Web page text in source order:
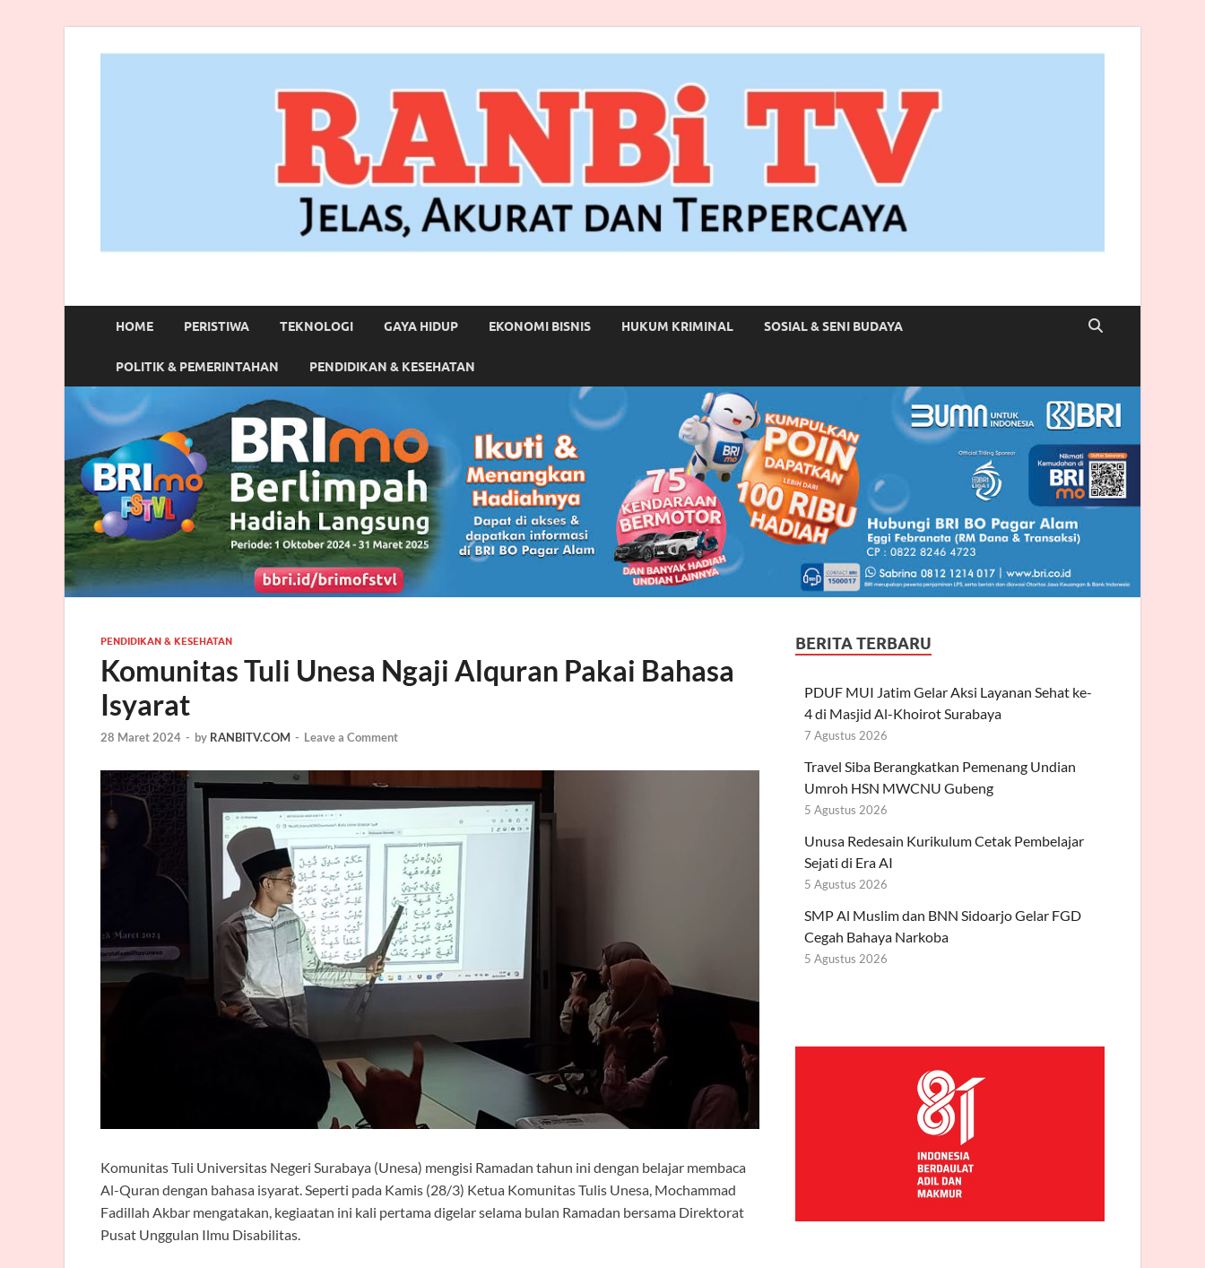
RANBITV.COM
HOME PERISTIWA TEKNOLOGI GAYA HIDUP EKONOMI BISNIS HUKUM KRIMINAL SOSIAL & SENI BUDAYA
POLITIK & PEMERINTAHAN PENDIDIKAN & KESEHATAN
PENDIDIKAN & KESEHATAN
Komunitas Tuli Unesa Ngaji Alquran Pakai Bahasa
Isyarat
28 Maret 2024 - by RANBITV.COM - Leave a Comment
Komunitas Tuli Universitas Negeri Surabaya (Unesa) mengisi Ramadan tahun ini dengan belajar membaca
Al-Quran dengan bahasa isyarat. Seperti pada Kamis (28/3) Ketua Komunitas Tulis Unesa, Mochammad
Fadillah Akbar mengatakan, kegiaatan ini kali pertama digelar selama bulan Ramadan bersama Direktorat
Pusat Unggulan Ilmu Disabilitas.
BERITA TERBARU
PDUF MUI Jatim Gelar Aksi Layanan Sehat ke-
4 di Masjid Al-Khoirot Surabaya
7 Agustus 2026
Travel Siba Berangkatkan Pemenang Undian
Umroh HSN MWCNU Gubeng
5 Agustus 2026
Unusa Redesain Kurikulum Cetak Pembelajar
Sejati di Era AI
5 Agustus 2026
SMP Al Muslim dan BNN Sidoarjo Gelar FGD
Cegah Bahaya Narkoba
5 Agustus 2026